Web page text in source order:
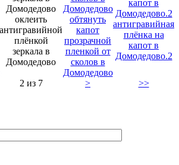
оклеить
антигравийной
плёнкой
зеркала в
Домодедово
обтянуть
капот
прозрачной
пленкой от
сколов в
Домодедово
антигравийная
плёнка на
капот в
Домодедово.2
2 из 7 >
>>